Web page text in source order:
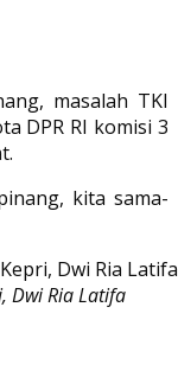
masalah TKI
DPR RI komisi 3
kita sama-
Dwi Ria Latifa